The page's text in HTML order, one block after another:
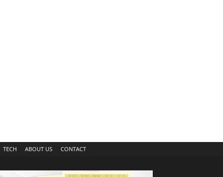
TECH ABOUT US CONTACT